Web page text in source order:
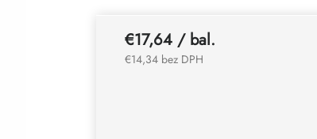
€17,64 / bal.
€14,34 bez DPH